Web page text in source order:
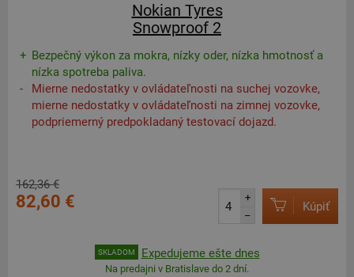
Nokian Tyres
Snowproof 2
Bezpečný výkon za mokra, nízky oder, nízka hmotnosť a
nízka spotreba paliva.
Mierne nedostatky v ovládateľnosti na suchej vozovke,
mierne nedostatky v ovládateľnosti na zimnej vozovke,
podpriemerný predpokladaný testovací dojazd.
162,36 €
82,60 €
+
–
Kúpiť
SKLADOM Expedujeme ešte dnes
Na predajni v Bratislave do 2 dní.